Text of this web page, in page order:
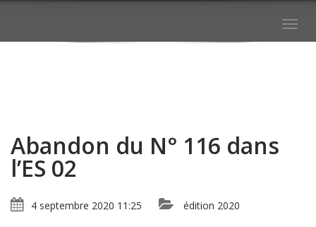
Abandon du N° 116 dans
l’ES 02
4 septembre 2020 11:25 édition 2020